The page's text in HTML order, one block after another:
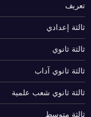
تعريف
ثالثة إعدادي
ثالثة ثانوي
ثالثة ثانوي آداب
ثالثة ثانوي شعب علمية
ثالثة متوسط